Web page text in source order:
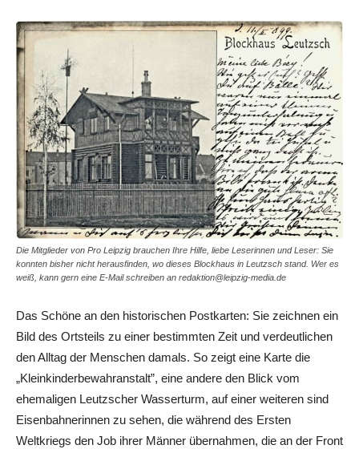
Die Mitglieder von Pro Leipzig brauchen Ihre Hilfe, liebe Leserinnen und Leser: Sie
konnten bisher nicht herausfinden, wo dieses Blockhaus in Leutzsch stand. Wer es
weiß, kann gern eine E-Mail schreiben an redaktion@leipzig-media.de
Das Schöne an den historischen Postkarten: Sie zeichnen ein
Bild des Ortsteils zu einer bestimmten Zeit und verdeutlichen
den Alltag der Menschen damals. So zeigt eine Karte die
„Kleinkinderbewahranstalt”, eine andere den Blick vom
ehemaligen Leutzscher Wasserturm, auf einer weiteren sind
Eisenbahnerinnen zu sehen, die während des Ersten
Weltkriegs den Job ihrer Männer übernahmen, die an der Front